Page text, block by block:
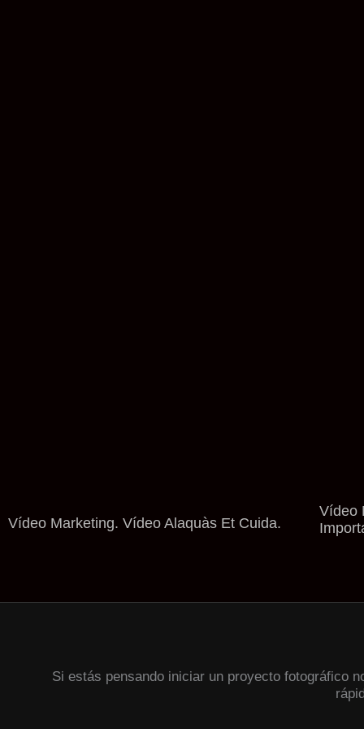
Vídeo Marketing. Vídeo Alaquàs Et Cuida.
Vídeo
Si estás pensando iniciar un proyecto fotográfico